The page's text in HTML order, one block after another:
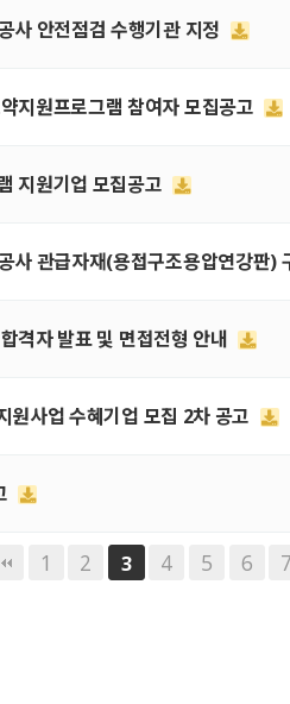
사 안전점검 수행기관 지정
지원프로그램 참여자 모집공고
지원기업 모집공고
사 관급자재(용접구조용압연강판)
격자 발표 및 면접전형 안내
사업 수혜기업 모집 2차 공고
1 2 3 4 5 6 7